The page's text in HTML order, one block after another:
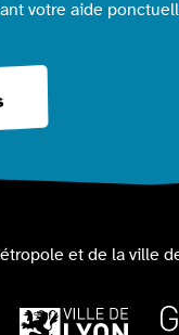
votre aide
et de la ville